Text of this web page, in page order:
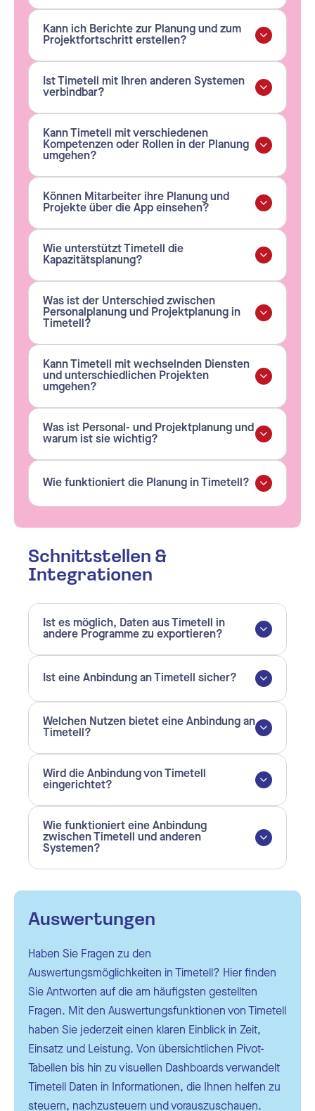
Kann ich Berichte zur Planung und zum
Projektfortschritt erstellen?
Ist Timetell mit Ihren anderen Systemen
verbindbar?
Kann Timetell mit verschiedenen
Kompetenzen oder Rollen in der Planung
umgehen?
Können Mitarbeiter ihre Planung und
Projekte über die App einsehen?
Wie unterstützt Timetell die
Kapazitätsplanung?
Was ist der Unterschied zwischen
Personalplanung und Projektplanung in
Timetell?
Kann Timetell mit wechselnden Diensten
und unterschiedlichen Projekten
umgehen?
Was ist Personal- und Projektplanung und
warum ist sie wichtig?
Wie funktioniert die Planung in Timetell?
Schnittstellen &
Integrationen
Ist es möglich, Daten aus Timetell in
andere Programme zu exportieren?
Ist eine Anbindung an Timetell sicher?
Welchen Nutzen bietet eine Anbindung an
Timetell?
Wird die Anbindung von Timetell
eingerichtet?
Wie funktioniert eine Anbindung
zwischen Timetell und anderen
Systemen?
Auswertungen
Haben Sie Fragen zu den
Auswertungsmöglichkeiten in Timetell? Hier finden
Sie Antworten auf die am häufigsten gestellten
Fragen. Mit den Auswertungsfunktionen von Timetell
haben Sie jederzeit einen klaren Einblick in Zeit,
Einsatz und Leistung. Von übersichtlichen Pivot-
Tabellen bis hin zu visuellen Dashboards verwandelt
Timetell Daten in Informationen, die Ihnen helfen zu
steuern, nachzusteuern und vorauszuschauen.